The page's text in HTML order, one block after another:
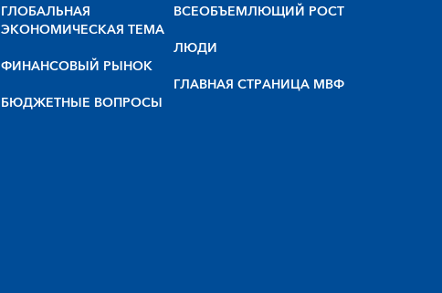
ГЛОБАЛЬНАЯ
ЭКОНОМИЧЕСКАЯ ТЕМА
ФИНАНСОВЫЙ РЫНОК
БЮДЖЕТНЫЕ ВОПРОСЫ
BCEOБЪEMЛЮЩИЙ POCT
ЛЮДИ
ГЛАВНАЯ СТРАНИЦА МВФ